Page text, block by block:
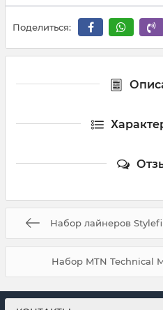
Поделиться:
Набор лайнеров
Набор MTN Technical